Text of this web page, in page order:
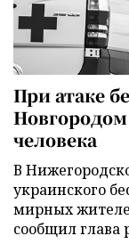
При атаке
человека
В
украинского
мирных
сообщил глава